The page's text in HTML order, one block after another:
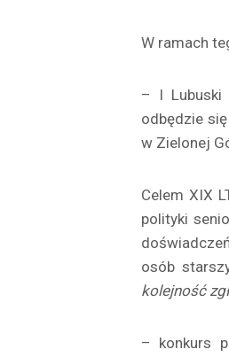
W ramach
– I Lubuski
odbędzie się
w Zielonej
Celem XIX
polityki
osób
kolejność
– konkurs